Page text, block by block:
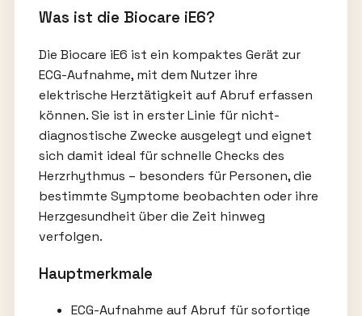
Was ist die Biocare iE6?
Die Biocare iE6 ist ein kompaktes Gerät zur
ECG-Aufnahme, mit dem Nutzer ihre
elektrische Herztätigkeit auf Abruf erfassen
können. Sie ist in erster Linie für nicht-
diagnostische Zwecke ausgelegt und eignet
sich damit ideal für schnelle Checks des
Herzrhythmus – besonders für Personen, die
bestimmte Symptome beobachten oder ihre
Herzgesundheit über die Zeit hinweg
verfolgen.
Hauptmerkmale
ECG-Aufnahme auf Abruf für sofortige